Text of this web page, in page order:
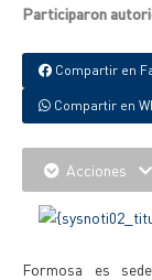
Participaron
Compartir en
Compartir en
Acciones
Formosa es